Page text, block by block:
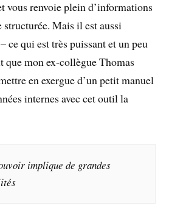
vous renvoie plein d’informations
Mais il est aussi
ce qui est très puissant et un peu
que mon ex-collègue Thomas
en exergue d’un petit manuel
internes avec cet outil la
implique de grandes